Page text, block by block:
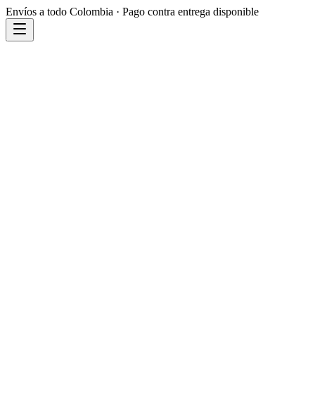
Envíos a todo Colombia · Pago contra entrega disponible